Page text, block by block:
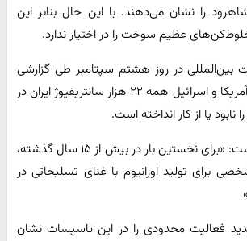
را نشان می‌دهند. با این حال بنابر این
عظیم سوخت را در اختیار ندارد.
در روز هشتم سپتامبر طی گزارشی
اعلام کرد که حملات آمریکا و اسرائیل همه ۲۲ هزار سانتریفیوژ ایران در
نابود یا از کار انداخته است.
در این گزارش آمده است: «برای نخستین بار در بیش از ۱۵ سال گذشته،
برای تولید اورانیوم با غنای تسلیحاتی در
فعالیت محدودی را در این تاسیسات نشان